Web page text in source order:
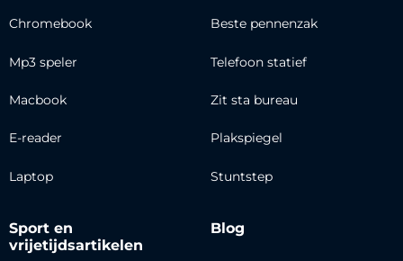
Chromebook
Mp3 speler
Macbook
E-reader
Laptop
Beste pennenzak
Telefoon statief
Zit sta bureau
Plakspiegel
Stuntstep
Sport en
vrijetijdsartikelen
Blog